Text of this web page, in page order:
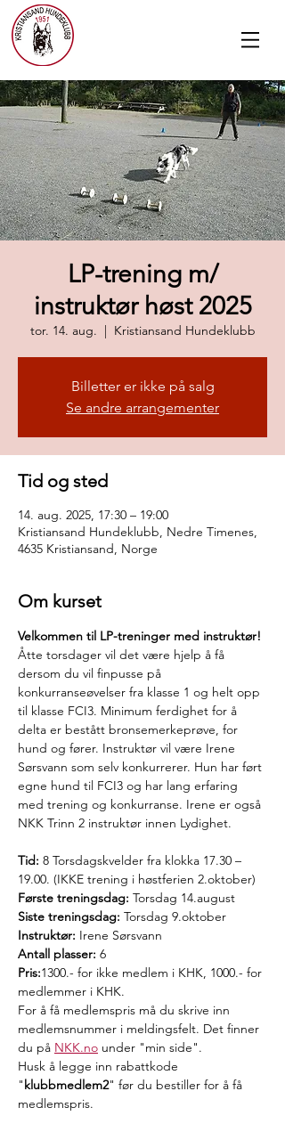
LP-trening m/
instruktør høst 2025
tor. 14. aug.
  |
Kristiansand Hundeklubb
Billetter er ikke på salg
Se andre arrangementer
Tid og sted
14. aug. 2025, 17:30 – 19:00
Kristiansand Hundeklubb, Nedre Timenes,
4635 Kristiansand, Norge
Om kurset
Velkommen til LP-treninger med instruktør!
Åtte torsdager vil det være hjelp å få
dersom du vil finpusse på
konkurranseøvelser fra klasse 1 og helt opp
til klasse FCI3. Minimum ferdighet for å
delta er bestått bronsemerkeprøve, for
hund og fører. Instruktør vil være Irene
Sørsvann som selv konkurrerer. Hun har ført
egne hund til FCI3 og har lang erfaring
med trening og konkurranse. Irene er også
NKK Trinn 2 instruktør innen Lydighet.
Tid: 8 Torsdagskvelder fra klokka 17.30 –
19.00. (IKKE trening i høstferien 2.oktober)
Første treningsdag: Torsdag 14.august
Siste treningsdag: Torsdag 9.oktober
Instruktør: Irene Sørsvann
Antall plasser: 6
Pris:1300.- for ikke medlem i KHK, 1000.- for
medlemmer i KHK.
For å få medlemspris må du skrive inn
medlemsnummer i meldingsfelt. Det finner
du på NKK.no under "min side".
Husk å legge inn rabattkode
"klubbmedlem2" før du bestiller for å få
medlemspris.